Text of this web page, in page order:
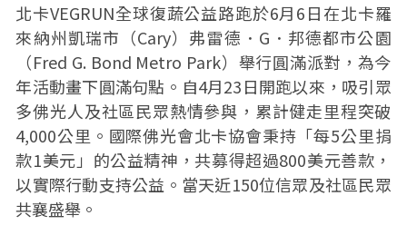
北卡VEGRUN全球復蔬公益路跑於6月6日在北卡羅
來納州凱瑞市（Cary）弗雷德．G．邦德都市公園
（Fred G. Bond Metro Park）舉行圓滿派對，為今
年活動畫下圓滿句點。自4月23日開跑以來，吸引眾
多佛光人及社區民眾熱情參與，累計健走里程突破
4,000公里。國際佛光會北卡協會秉持「每5公里捐
款1美元」的公益精神，共募得超過800美元善款，
以實際行動支持公益。當天近150位信眾及社區民眾
共襄盛舉。